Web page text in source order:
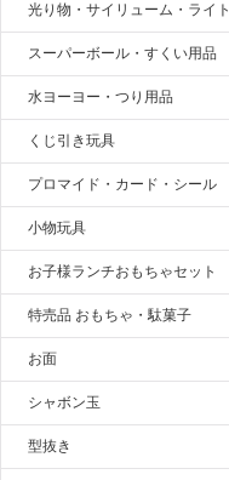
光り物・サイリューム・ライト
スーパーボール・すくい用品
水ヨーヨー・つり用品
くじ引き玩具
プロマイド・カード・シール
小物玩具
お子様ランチおもちゃセット
特売品 おもちゃ・駄菓子
お面
シャボン玉
型抜き